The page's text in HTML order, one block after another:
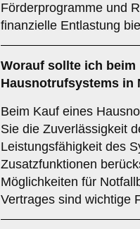
Förderprogramme und
finanzielle Entlastung
Worauf sollte ich beim
Hausnotrufsystems in
Beim Kauf eines
Sie die Zuverlässigkeit
Leistungsfähigkeit des
Zusatzfunktionen
Möglichkeiten für
Vertrages sind wichtige